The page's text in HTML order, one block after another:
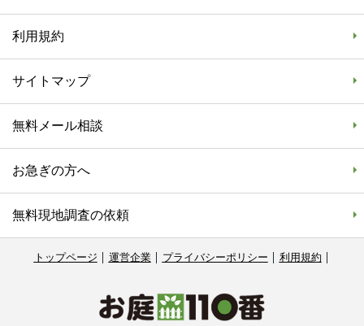
利用規約
サイトマップ
無料メール相談
お急ぎの方へ
無料現地調査の依頼
トップページ 運営企業 プライバシーポリシー 利用規約